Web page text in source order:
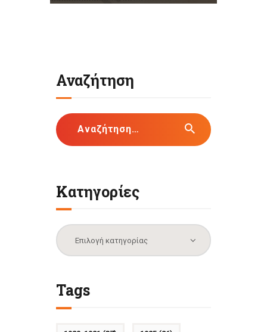
Αναζήτηση
Αναζήτηση
για:
Κατηγορίες
Κατηγορίες
Tags